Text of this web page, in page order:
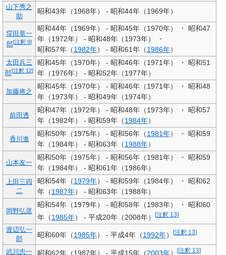
山下秀之
助
昭和43年（1968年） - 昭和44年（1969年）
窪田章一
郎[注釈 9]
昭和44年（1969年） - 昭和45年（1970年） ・ 昭和47
年（1972年） - 昭和48年（1973年） ・
昭和57年（1982年） - 昭和61年（1986年）
太田兵三
郎[注釈 12]
昭和45年（1970年） - 昭和46年（1971年） ・ 昭和51
年（1976年） - 昭和52年（1977年）
加藤将之
昭和45年（1970年） - 昭和46年（1971年） ・ 昭和48
年（1973年） - 昭和49年（1974年）
前田透
昭和47年（1972年） - 昭和48年（1973年） ・ 昭和57
年（1982年） - 昭和59年（1984年）
香川進
昭和50年（1975年） - 昭和56年（1981年） ・ 昭和59
年（1984年） - 昭和63年（1988年）
山本友一
昭和50年（1975年） - 昭和56年（1981年） ・ 昭和59
年（1984年） - 昭和61年（1986年）
上田三四
二
昭和54年（1979年） - 昭和59年（1984年） ・ 昭和62
年（1987年） - 昭和63年（1988年）
岡野弘彦
昭和54年（1979年） - 昭和58年（1983年） ・ 昭和60
年（1985年） - 平成20年（2008年） [注釈 13]
渡辺弘一
郎
昭和60年（1985年） - 平成4年（1992年） [注釈 13]
武川忠一 昭和62年（1987年） - 平成15年（2003年） [注釈 13]